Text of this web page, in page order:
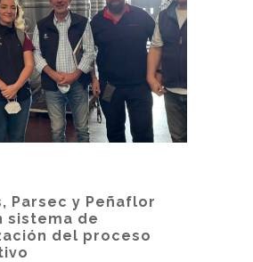
Parsec y Peñaflor
sistema de
del proceso